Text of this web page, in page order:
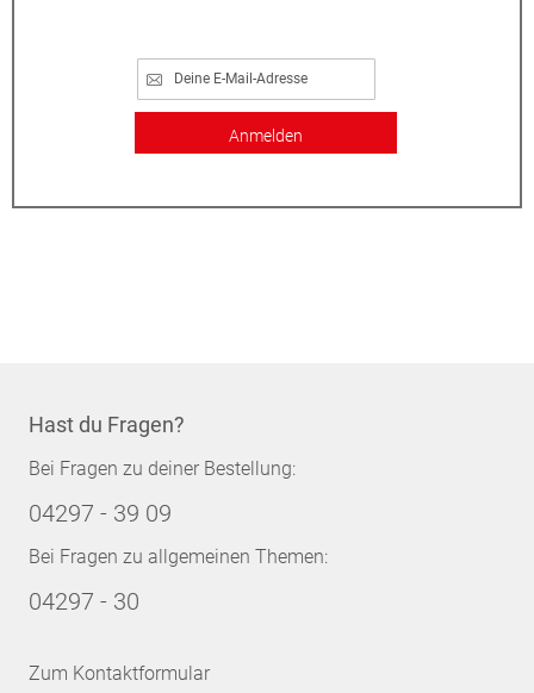
Anmelden
Hast du Fragen?
Bei Fragen zu deiner Bestellung:
04297 - 39 09
Bei Fragen zu allgemeinen Themen:
04297 - 30
Zum Kontaktformular